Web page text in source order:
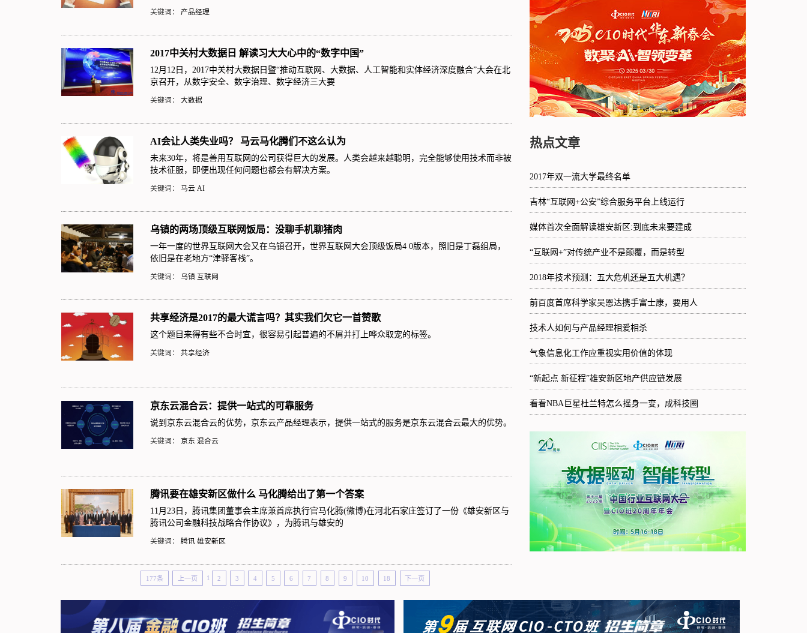
关键词： 产品经理
2017中关村大数据日 解读习大大心中的“数字中国”
12月12日，2017中关村大数据日暨“推动互联网、大数据、人工智能和实体经济深度融合”大会在北
京召开，从数字安全、数字治理、数字经济三大要
关键词： 大数据
AI会让人类失业吗？ 马云马化腾们不这么认为
未来30年，将是善用互联网的公司获得巨大的发展。人类会越来越聪明，完全能够使用技术而非被
技术征服，即便出现任何问题也都会有解决方案。
关键词： 马云 AI
乌镇的两场顶级互联网饭局：没聊手机聊猪肉
一年一度的世界互联网大会又在乌镇召开，世界互联网大会顶级饭局4 0版本，照旧是丁磊组局，
依旧是在老地方“津驿客栈”。
关键词： 乌镇 互联网
共享经济是2017的最大谎言吗？其实我们欠它一首赞歌
这个题目来得有些不合时宜，很容易引起普遍的不屑并打上哗众取宠的标签。
关键词： 共享经济
京东云混合云：提供一站式的可靠服务
说到京东云混合云的优势，京东云产品经理表示，提供一站式的服务是京东云混合云最大的优势。
关键词： 京东 混合云
腾讯要在雄安新区做什么 马化腾给出了第一个答案
11月23日，腾讯集团董事会主席兼首席执行官马化腾(微博)在河北石家庄签订了一份《雄安新区与
腾讯公司金融科技战略合作协议》，为腾讯与雄安的
关键词： 腾讯 雄安新区
177条 上一页 1 2 3 4 5 6 7 8 9 10 18 下一页
热点文章
2017年双一流大学最终名单
吉林“互联网+公安”综合服务平台上线运行
媒体首次全面解读雄安新区:到底未来要建成
“互联网+”对传统产业不是颠覆，而是转型
2018年技术预测：五大危机还是五大机遇？
前百度首席科学家吴恩达携手富士康，要用人
技术人如何与产品经理相爱相杀
气象信息化工作应重视实用价值的体现
“新起点 新征程”雄安新区地产供应链发展
看看NBA巨星杜兰特怎么摇身一变，成科技圈